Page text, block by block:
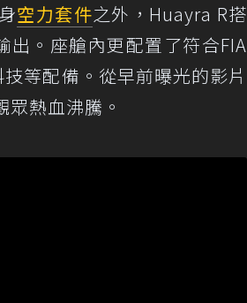
空力套件之外，Huayra R搭
。座艙內更配置了符合FIA
等配備。從早前曝光的影片
熱血沸騰。